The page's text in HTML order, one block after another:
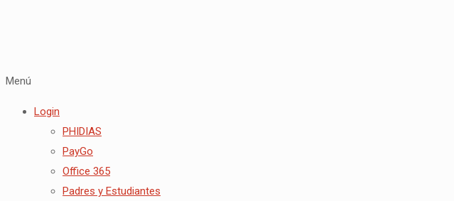
Menú
Login
PHIDIAS
PayGo
Office 365
Padres y Estudiantes